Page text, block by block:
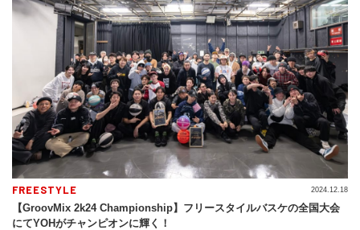
FREESTYLE
【GroovMix 2k24 Championship】フリースタイルバスケの全国大会
にてYOHがチャンピオンに輝く！
2024.12.18